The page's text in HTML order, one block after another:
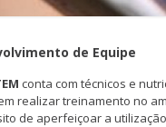
de Equipe
conta com técnicos e
realizar treinamento no
de aperfeiçoar a